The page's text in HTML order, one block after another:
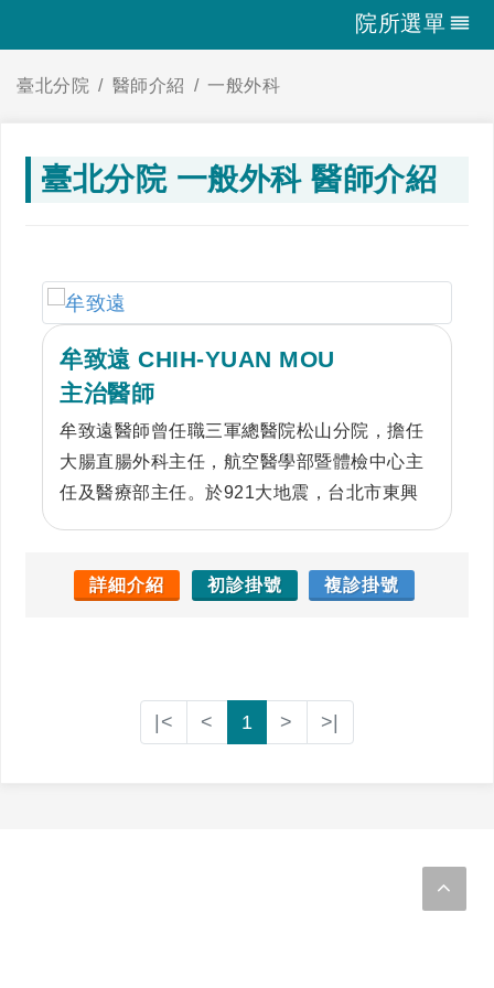
院所選單
臺北分院 醫師介紹 一般外科
臺北分院 一般外科 醫師介紹
牟致遠 CHIH-YUAN MOU
主治醫師
牟致遠醫師曾任職三軍總醫院松山分院，擔任
大腸直腸外科主任，航空醫學部暨體檢中心主
任及醫療部主任。於921大地震，台北市東興
SARS病人，並獲國防部獎狀表彰。於民國
治有獨到心得，擅長無痛大腸鏡、胃鏡及瘜肉
切除術，尤其專精痔瘡疾病的精細微創手術治
詳細介紹 初診掛號 複診掛號
|< < 1 > >|